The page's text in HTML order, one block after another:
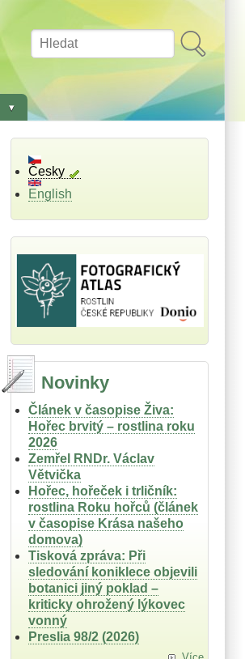
Hledat
Česky
English
Novinky
Článek v časopise Živa:
Hořec brvitý – rostlina roku
2026
Zemřel RNDr. Václav
Větvička
Hořec, hořeček i trličník:
rostlina Roku hořců (článek
v časopise Krása našeho
domova)
Tisková zpráva: Při
sledování koniklece objevili
botanici jiný poklad –
kriticky ohrožený lýkovec
vonný
Preslia 98/2 (2026)